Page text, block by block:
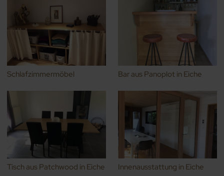
Schlafzimmermöbel Bar aus Panoplot in Eiche
Tisch aus Patchwood in Eiche Innenausstattung in Eiche